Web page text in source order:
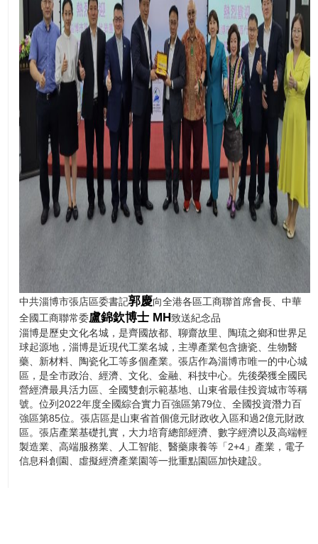
中共淄博市張店區委書記郭慶向全港各區工商聯首席會長、中華
全國工商聯常委盧錦欽博士 MH致送紀念品
淄博是歷史文化名城，是齊國故都、聊齋故里、陶琉之鄉和世界足
球起源地，淄博是近現代工業名城，主導產業包含搪瓷、生物醫
藥、新材料、陶瓷化工等多個產業。張店作為淄博市唯一的中心城
區，是全市政治、經濟、文化、金融、科技中心。先後榮獲全國民
營經濟最具活力區、全國雙創示範基地、山東省最佳投資城市等稱
號。位列2022年度全國綜合實力百強區第79位、全國投資潛力百
強區第85位。張店區是山東省首個億元財政收入區和過2億元財政
區。張店產業基礎扎實，大力培育總部經濟、數字經濟以及高端輕
製造業、高端服務業、人工智能、醫藥康養等「2+4」產業，電子
信息科創園、虛擬經濟產業園等一批重點園區加快建設。